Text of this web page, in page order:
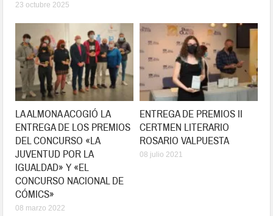
23 octubre 2025
LA ALMONA ACOGIÓ LA
ENTREGA DE LOS PREMIOS
DEL CONCURSO «LA
JUVENTUD POR LA
IGUALDAD» Y «EL
CONCURSO NACIONAL DE
CÓMICS»
08 marzo 2022
ENTREGA DE PREMIOS II
CERTMEN LITERARIO
ROSARIO VALPUESTA
08 julio 2021